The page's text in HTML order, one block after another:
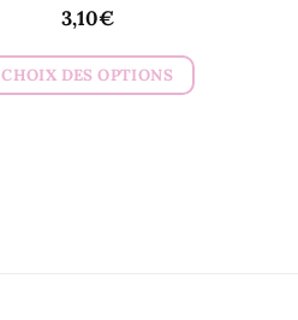
3,10€
CHOIX DES OPTIONS